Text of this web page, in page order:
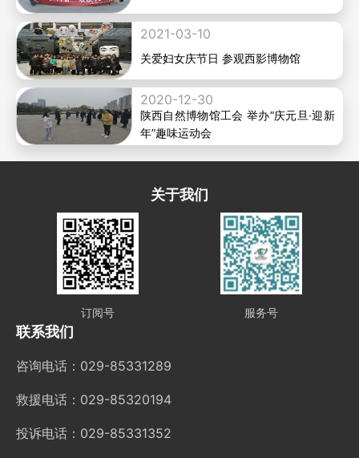
关爱妇女庆节日 参观西影博物馆
2021-03-10
陕西自然博物馆工会 举办“庆元旦·迎新
年”趣味运动会
2020-12-30
关于我们
订阅号 服务号
联系我们
咨询电话：029-85331289
救援电话：029-85320194
投诉电话：029-85331352